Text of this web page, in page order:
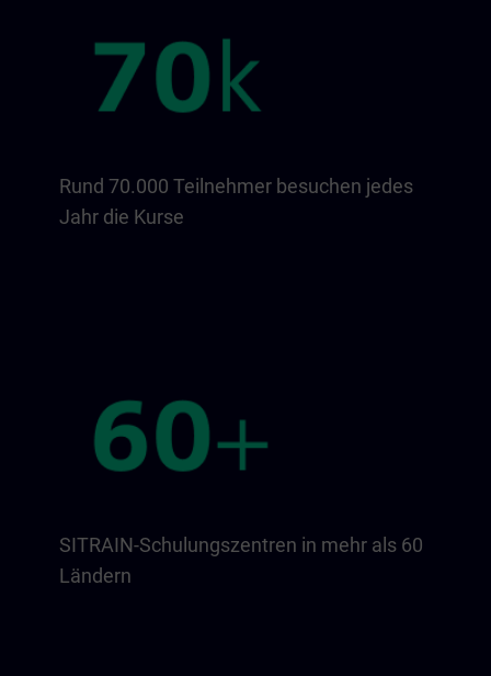
Rund 70.000 Teilnehmer besuchen jedes
Jahr die Kurse
SITRAIN-Schulungszentren in mehr als 60
Ländern